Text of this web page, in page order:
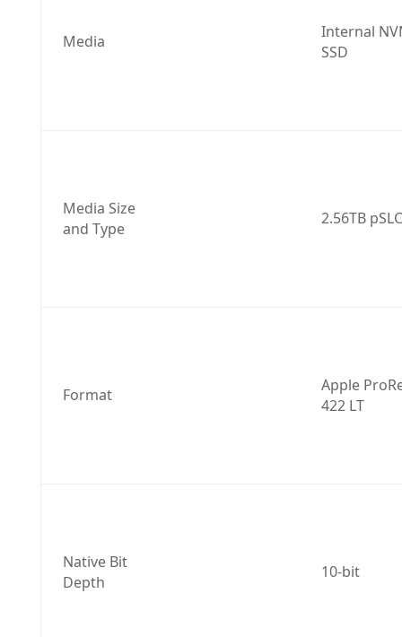
Media
Internal
SSD
Media Size
and Type
2.56TB pSLC
Format
Apple
422 LT
Native Bit
Depth
10-bit